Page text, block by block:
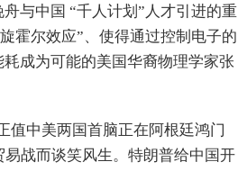
与中国 “千人计划”人才引进的重
霍尔效应”、使得通过控制电子的
成为可能的美国华裔物理学家张
值中美两国首脑正在阿根廷鸿门
战而谈笑风生。特朗普给中国开